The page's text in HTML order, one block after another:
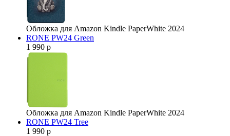
Обложка для Amazon Kindle PaperWhite 2024
RONE PW24 Green
1 990 р
Обложка для Amazon Kindle PaperWhite 2024
RONE PW24 Tree
1 990 р